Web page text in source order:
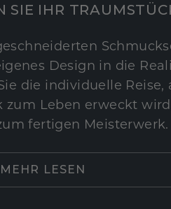
SIE IHR
Design in die
die individuelle Reise,
zum Leben erweckt
fertigen Meisterwerk.
MEHR LESEN